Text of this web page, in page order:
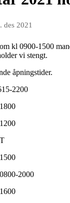
des 2021
kl 0900-1500
vi stengt.
åpningstider.
2200
2000